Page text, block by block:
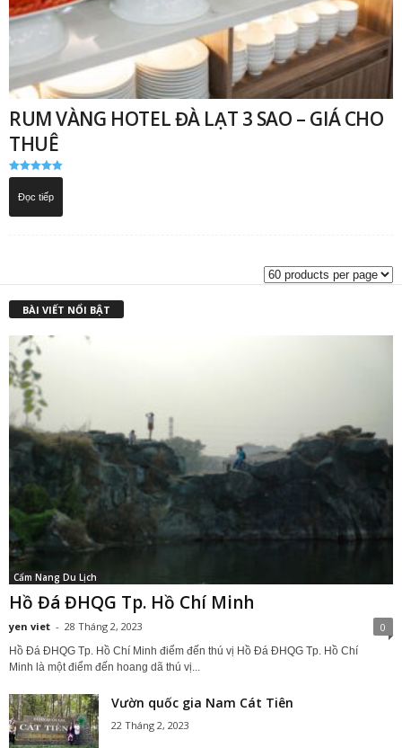
RUM VÀNG HOTEL ĐÀ LẠT 3 SAO – GIÁ CHO
THUÊ
Được xếp
5.00
Đọc tiếp
BÀI VIẾT NỔI BẬT
Cẩm Nang Du Lịch
Hồ Đá ĐHQG Tp. Hồ Chí Minh
yen viet - 28 Tháng 2, 2023 0
Hồ Đá ĐHQG Tp. Hồ Chí Minh điểm đến thú vị Hồ Đá ĐHQG Tp. Hồ Chí
Minh là một điểm đến hoang dã thú vị...
Vườn quốc gia Nam Cát Tiên
22 Tháng 2, 2023